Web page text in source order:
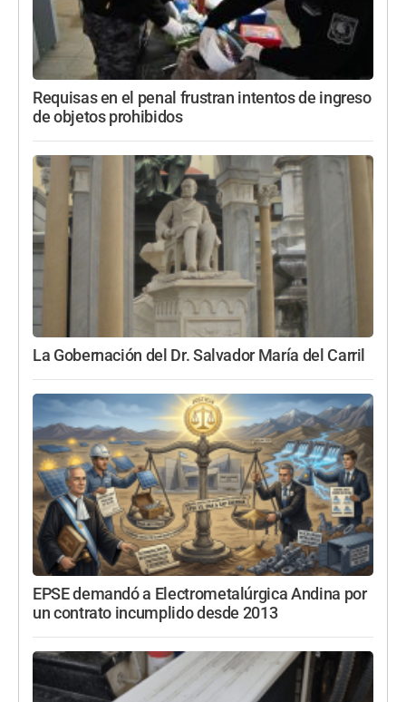
Requisas en el penal frustran intentos de ingreso
de objetos prohibidos
La Gobernación del Dr. Salvador María del Carril
EPSE demandó a Electrometalúrgica Andina por
un contrato incumplido desde 2013